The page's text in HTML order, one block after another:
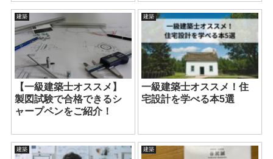
建築
【一級建築士オススメ】
製図試験で合格できるシ
ャープペンをご紹介！
建築
一級建築士オススメ！住
宅設計を学べる本5選
建築 建築